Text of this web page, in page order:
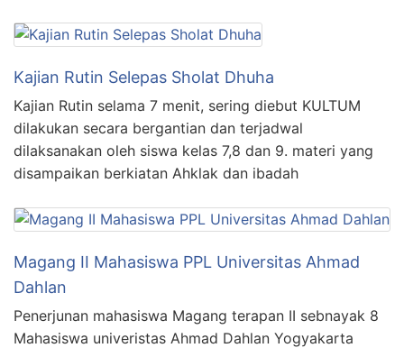
Kajian Rutin Selepas Sholat Dhuha
Kajian Rutin selama 7 menit, sering diebut KULTUM
dilakukan secara bergantian dan terjadwal
dilaksanakan oleh siswa kelas 7,8 dan 9. materi yang
disampaikan berkiatan Ahklak dan ibadah
Magang II Mahasiswa PPL Universitas Ahmad
Dahlan
Penerjunan mahasiswa Magang terapan II sebnayak 8
Mahasiswa univeristas Ahmad Dahlan Yogyakarta